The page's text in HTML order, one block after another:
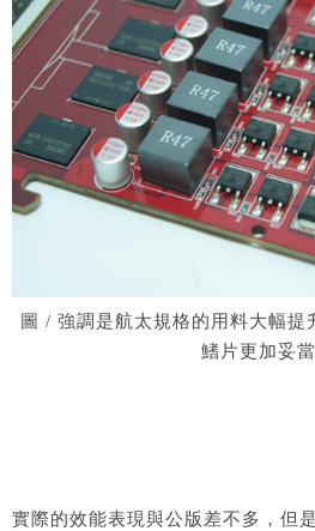
圖 / 強調是航太規格的用料大幅提
鰭片更加妥當
實際的效能表現與公版差不多，但